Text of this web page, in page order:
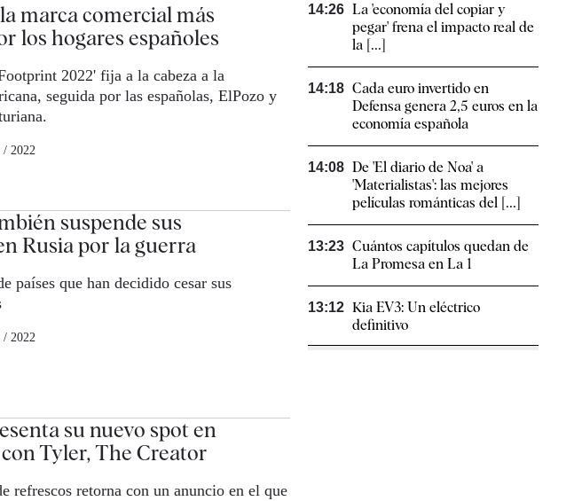
marca comercial más
los hogares españoles
2022' fija a la cabeza a la
seguida por las españolas, ElPozo y
/ 2022
suspende sus
Rusia por la guerra
países que han decidido cesar sus
/ 2022
su nuevo spot en
Tyler, The Creator
refrescos retorna con un anuncio en el que
14:26 La 'economía del copiar y
pegar' frena el impacto real de
la [...]
14:18 Cada euro invertido en
Defensa genera 2,5 euros en la
economía española
14:08 De 'El diario de Noa' a
'Materialistas': las mejores
películas románticas del [...]
13:23 Cuántos capítulos quedan de
La Promesa en La 1
13:12 Kia EV3: Un eléctrico
definitivo